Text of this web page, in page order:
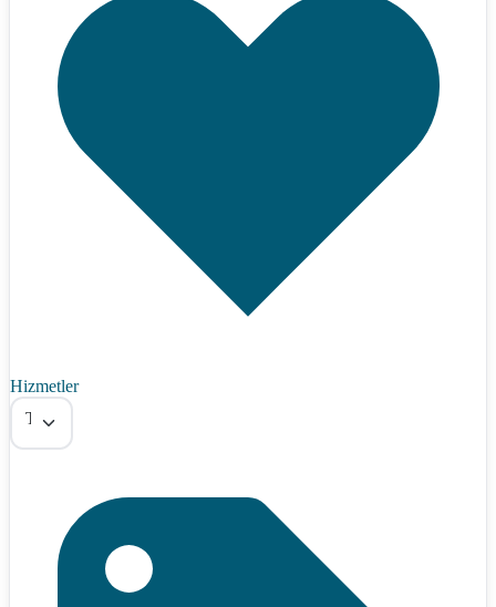
Hizmetler
Tümü